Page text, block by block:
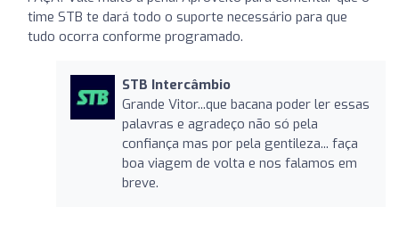
time STB te dará todo o suporte necessário para que
tudo ocorra conforme programado.
STB Intercâmbio
Grande Vitor...que bacana poder ler essas
palavras e agradeço não só pela
confiança mas por pela gentileza... faça
boa viagem de volta e nos falamos em
breve.